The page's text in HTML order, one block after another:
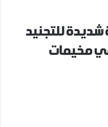
شديدة للتجنيد
مخيمات